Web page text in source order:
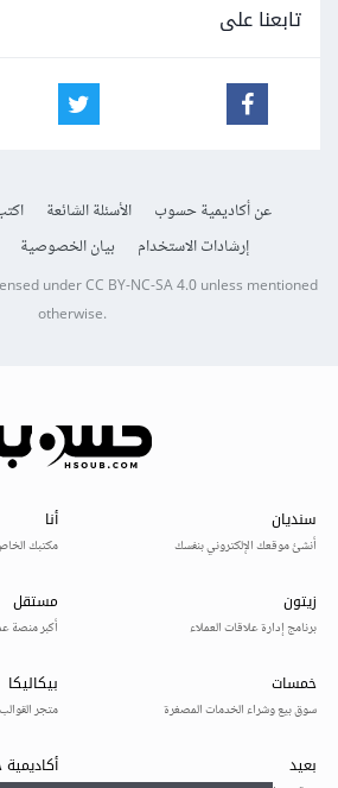
تابعنا على
عن أكاديمية حسوب الأسئلة الشائعة
إرشادات الاستخدام
بيان الخصوصية
underCC BY-NC-SA 4.0unless mentioned
otherwise.